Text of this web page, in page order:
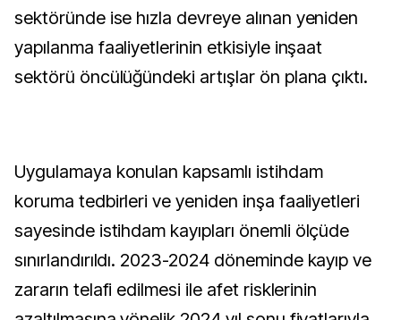
sektöründe ise hızla devreye alınan yeniden
yapılanma faaliyetlerinin etkisiyle inşaat
sektörü öncülüğündeki artışlar ön plana çıktı.
Uygulamaya konulan kapsamlı istihdam
koruma tedbirleri ve yeniden inşa faaliyetleri
sayesinde istihdam kayıpları önemli ölçüde
sınırlandırıldı. 2023-2024 döneminde kayıp ve
zararın telafi edilmesi ile afet risklerinin